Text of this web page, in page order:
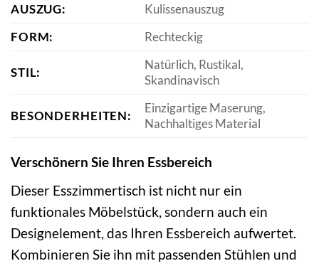
AUSZUG:
Kulissenauszug
FORM:
Rechteckig
STIL:
Natürlich, Rustikal,
Skandinavisch
BESONDERHEITEN:
Einzigartige Maserung,
Nachhaltiges Material
Verschönern Sie Ihren Essbereich
Dieser Esszimmertisch ist nicht nur ein
funktionales Möbelstück, sondern auch ein
Designelement, das Ihren Essbereich aufwertet.
Kombinieren Sie ihn mit passenden Stühlen und